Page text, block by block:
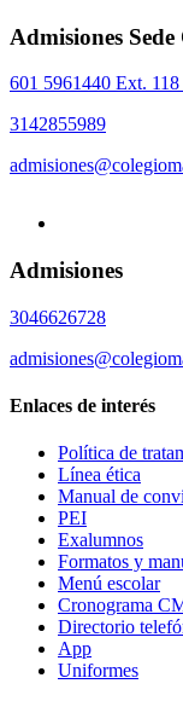
Admisiones
601 5961440 Ext. 118
3142855989
Admisiones
3046626728
Enlaces de interés
Política de
Línea ética
Manual de
PEI
Exalumnos
Formatos y
Menú escolar
Cronograma
Directorio
App
Uniformes